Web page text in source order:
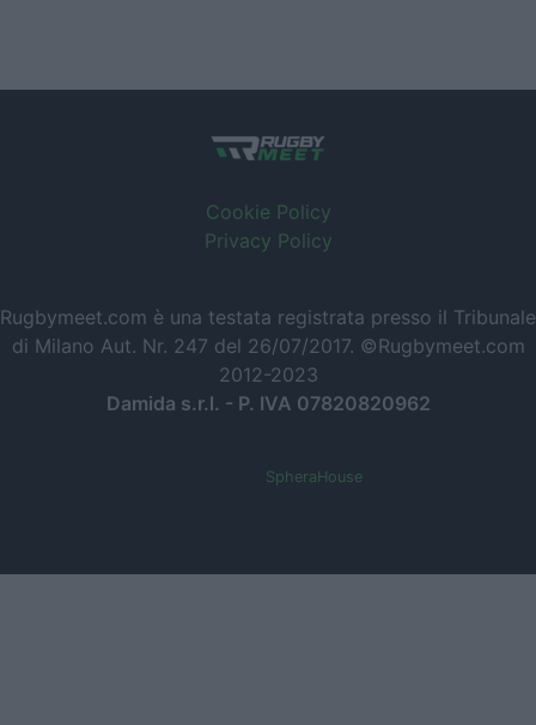
Cookie Policy
Privacy Policy
Rugbymeet.com è una testata registrata presso il Tribunale
di Milano Aut. Nr. 247 del 26/07/2017. ©Rugbymeet.com
2012-2023
Damida s.r.l. - P. IVA 07820820962
SpheraHouse